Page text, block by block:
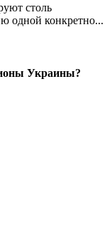
столь
одной конкретно...
Украины?